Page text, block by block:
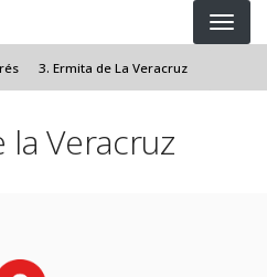
principal
Ermita de La Veracruz
la Veracruz